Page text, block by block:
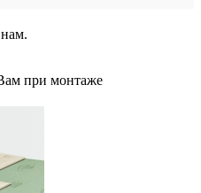
при монтаже